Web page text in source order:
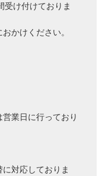
受け付けておりま
かけください。
営業日に行っており
対応しておりま